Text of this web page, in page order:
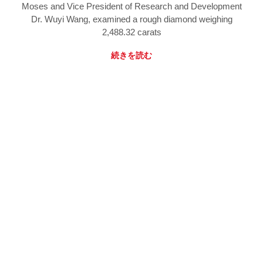
Moses and Vice President of Research and Development
Dr. Wuyi Wang, examined a rough diamond weighing
2,488.32 carats
続きを読む